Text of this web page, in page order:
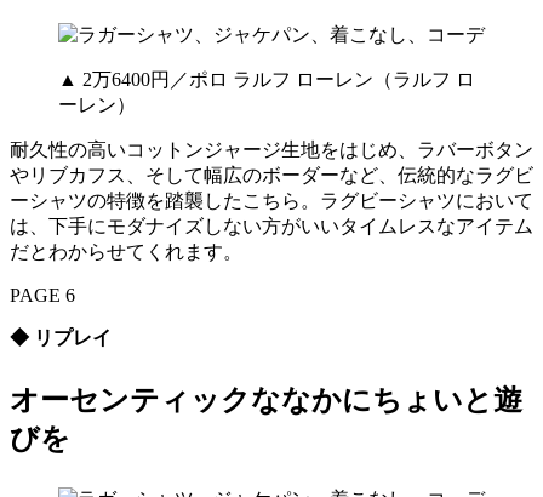
▲ 2万6400円／ポロ ラルフ ローレン（ラルフ ロ
ーレン）
耐久性の高いコットンジャージ生地をはじめ、ラバーボタン
やリブカフス、そして幅広のボーダーなど、伝統的なラグビ
ーシャツの特徴を踏襲したこちら。ラグビーシャツにおいて
は、下手にモダナイズしない方がいいタイムレスなアイテム
だとわからせてくれます。
PAGE 6
◆ リプレイ
オーセンティックななかにちょいと遊
びを